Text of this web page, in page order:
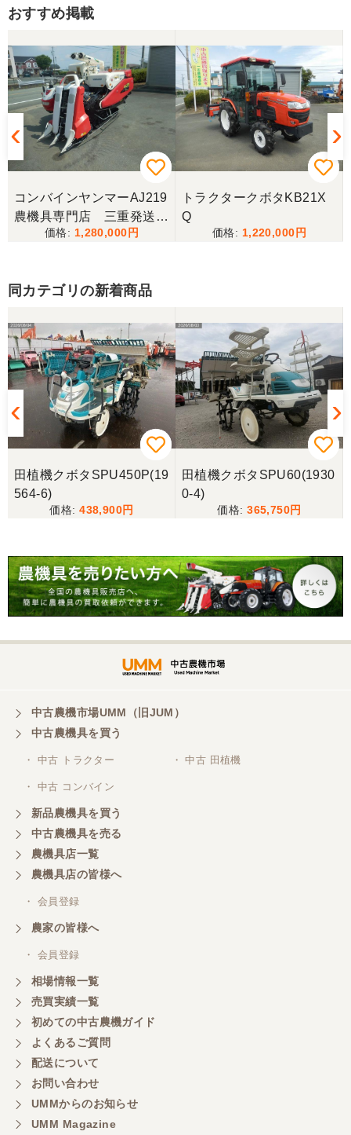
おすすめ掲載
コンバインヤンマーAJ219
農機具専門店 三重発送整
備済み
1,280,000
トラクタークボタKB21X
Q
1,220,000
同カテゴリの新着商品
田植機クボタSPU450P(19
564-6)
438,900
田植機クボタSPU60(1930
0-4)
365,750
中古農機市場UMM（旧JUM）
中古農機具を買う
・ 中古 トラクター ・ 中古 田植機
・ 中古 コンバイン
新品農機具を買う
中古農機具を売る
農機具店一覧
農機具店の皆様へ
・ 会員登録
農家の皆様へ
・ 会員登録
相場情報一覧
売買実績一覧
初めての中古農機ガイド
よくあるご質問
配送について
お問い合わせ
UMMからのお知らせ
UMM Magazine